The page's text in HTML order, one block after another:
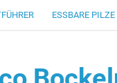
ESSBARE PILZE